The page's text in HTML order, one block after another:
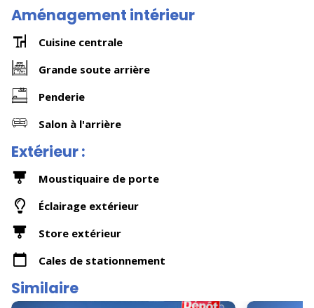
Aménagement intérieur
Cuisine centrale
Grande soute arrière
Penderie
Salon à l'arrière
Extérieur :
Moustiquaire de porte
Éclairage extérieur
Store extérieur
Cales de stationnement
Similaire